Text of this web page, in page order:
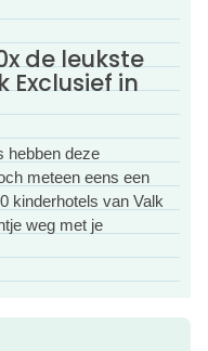
logeer je met het
van krijgt.
mooie familiekamers
boerderij waarin
zijn gemaakt.
in Friesland!
kidsproof?
4 of 6 personen
leuke activiteiten
de leukste
in
hebben deze
meteen eens een
kinderhotels van Valk
weg met je